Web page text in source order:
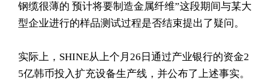
钢缆很薄的 预计将要制造金属纤维”这段期间与某大
型企业进行的样品测试过程是否结束提出了疑问。
实际上，SHINE从上个月26日通过产业银行的资金2
5亿韩币投入扩充设备生产线，并公布了上述事实。